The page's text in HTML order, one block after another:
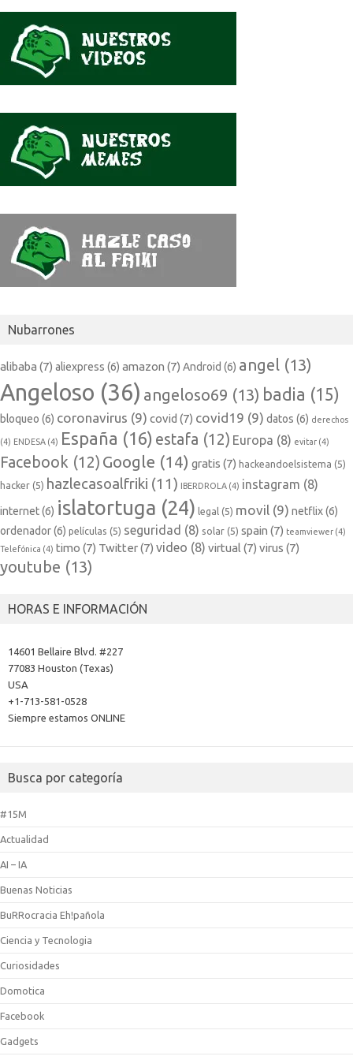
Nubarrones
alibaba (7) aliexpress (6) amazon (7) Android (6) angel (13)
Angeloso (36) angeloso69 (13) badia (15)
bloqueo (6) coronavirus (9) covid (7) covid19 (9) datos (6) derechos
(4) ENDESA (4) España (16) estafa (12) Europa (8) evitar (4)
Facebook (12) Google (14) gratis (7) hackeandoelsistema (5)
hacker (5) hazlecasoalfriki (11) IBERDROLA (4) instagram (8)
internet(6) islatortuga (24) legal (5) movil (9) netflix(6)
ordenador(6) películas (5) seguridad (8) solar (5) spain (7) teamviewer (4)
Telefónica (4) timo (7) Twitter(7) video (8) virtual (7) virus (7)
youtube (13)
HORAS E INFORMACIÓN
14601 Bellaire Blvd. #227
77083 Houston (Texas)
USA
+1-713-581-0528
Siempre estamos ONLINE
Busca por categoría
#15M
Actualidad
AI – IA
Buenas Noticias
BuRRocracia Eh!pañola
Ciencia y Tecnologia
Curiosidades
Domotica
Facebook
Gadgets